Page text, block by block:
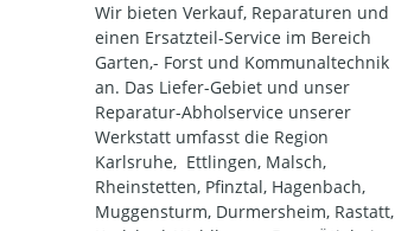
Wir bieten Verkauf, Reparaturen und
einen Ersatzteil-Service im Bereich
Garten,- Forst und Kommunaltechnik
an. Das Liefer-Gebiet und unser
Reparatur-Abholservice unserer
Werkstatt umfasst die Region
Karlsruhe, Ettlingen, Malsch,
Rheinstetten, Pfinztal, Hagenbach,
Muggensturm, Durmersheim, Rastatt,